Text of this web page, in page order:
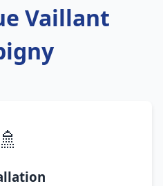
Vaillant
🚿